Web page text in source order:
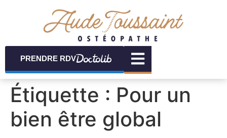
PRENDRE RDV
Étiquette : Pour un
bien être global